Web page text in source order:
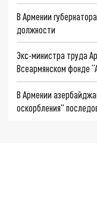
В Армении
должности
Экс-министра труда
Всеармянском фонде
В Армении
оскорбления"